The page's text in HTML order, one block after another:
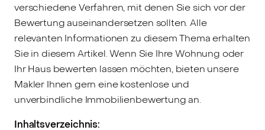
verschiedene Verfahren, mit denen Sie sich vor der
Bewertung auseinandersetzen sollten. Alle
relevanten Informationen zu diesem Thema erhalten
Sie in diesem Artikel. Wenn Sie Ihre Wohnung oder
Ihr Haus bewerten lassen möchten, bieten unsere
Makler Ihnen gern eine kostenlose und
unverbindliche Immobilienbewertung an.
Inhaltsverzeichnis: